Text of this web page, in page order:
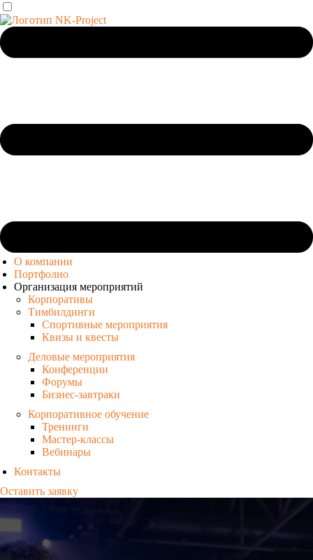
О компании
Портфолио
Организация мероприятий
Корпоративы
Тимбилдинги
Спортивные мероприятия
Квизы и квесты
Деловые мероприятия
Конференции
Форумы
Бизнес-завтраки
Корпоративное обучение
Тренинги
Мастер-классы
Вебинары
Контакты
Оставить заявку